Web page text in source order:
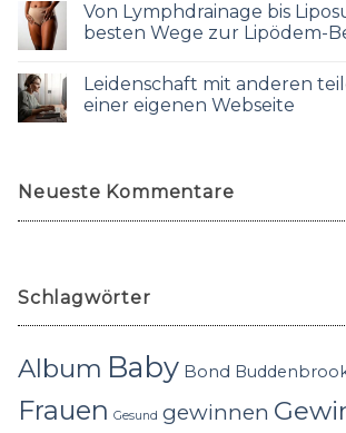
Von Lymphdrainage bis
besten Wege zur Lipödem-
Leidenschaft mit anderen
einer eigenen Webseite
Neueste Kommentare
Schlagwörter
Album Baby Bond
Frauen Gesund gewinnen